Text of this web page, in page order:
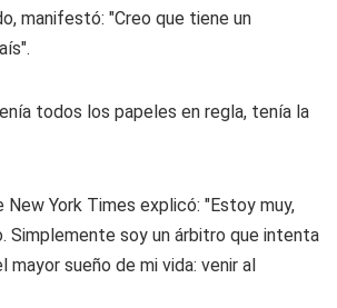
manifestó: "Creo que tiene un
todos los papeles en regla, tenía la
New York Times explicó: "Estoy muy,
Simplemente soy un árbitro que intenta
mayor sueño de mi vida: venir al